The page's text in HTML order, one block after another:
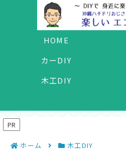
HOME
カーDIY
木工DIY
PR
ホーム 木工DIY